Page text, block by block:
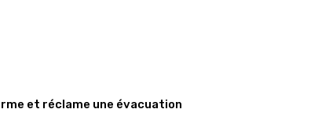
et réclame une évacuation